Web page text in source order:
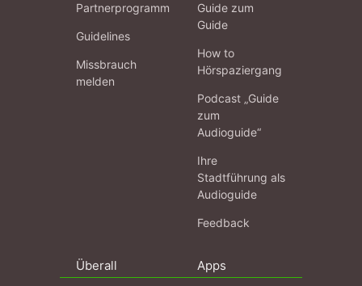
Partnerprogramm
Guidelines
Missbrauch
melden
Guide zum
Guide
How to
Hörspaziergang
Podcast „Guide
zum
Audioguide“
Ihre
Stadtführung als
Audioguide
Feedback
Überall Apps